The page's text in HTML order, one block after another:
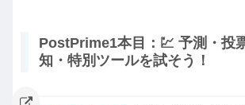
PostPrime1本目：💹 予測・投
知・特別ツールを試そう！